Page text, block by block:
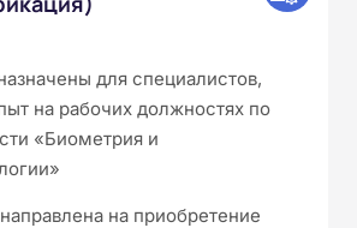
для специалистов,
на рабочих должностях по
«Биометрия и
на приобретение